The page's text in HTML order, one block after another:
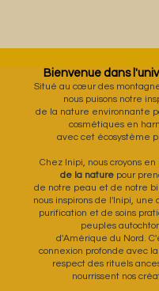
Bienvenue dans
Situé au cœur des
nous puisons notre
de la nature environnante
cosmétiques en
avec cet écosystème
Chez Inipi, nous croyons en
de la naturepour
de notre peau et de notre
nous inspirons de l'Inipi, une
purification et de soins
peuples
d'Amérique du Nord.
connexion profonde avec
respect des rituels
nourrissent nos